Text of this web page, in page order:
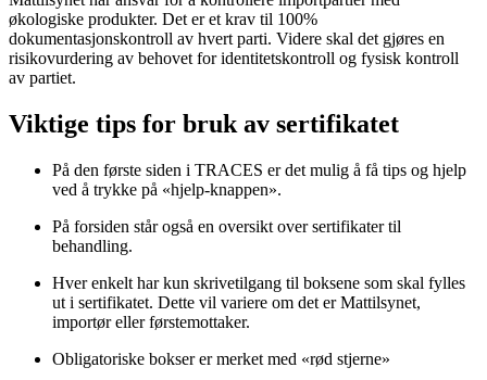
økologiske produkter. Det er et krav til 100%
dokumentasjonskontroll av hvert parti. Videre skal det gjøres en
risikovurdering av behovet for identitetskontroll og fysisk kontroll
av partiet.
Viktige tips for bruk av sertifikatet
På den første siden i TRACES er det mulig å få tips og hjelp
ved å trykke på «hjelp-knappen».
På forsiden står også en oversikt over sertifikater til
behandling.
Hver enkelt har kun skrivetilgang til boksene som skal fylles
ut i sertifikatet. Dette vil variere om det er Mattilsynet,
importør eller førstemottaker.
Obligatoriske bokser er merket med «rød stjerne»